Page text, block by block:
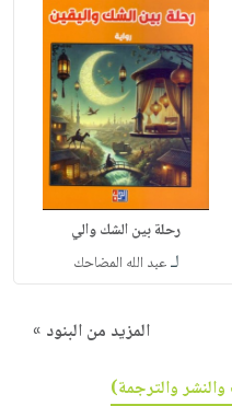
رحلة بين الشك والي
لـعبد الله المضاحك
المزيد من البنود »
والترجمة)